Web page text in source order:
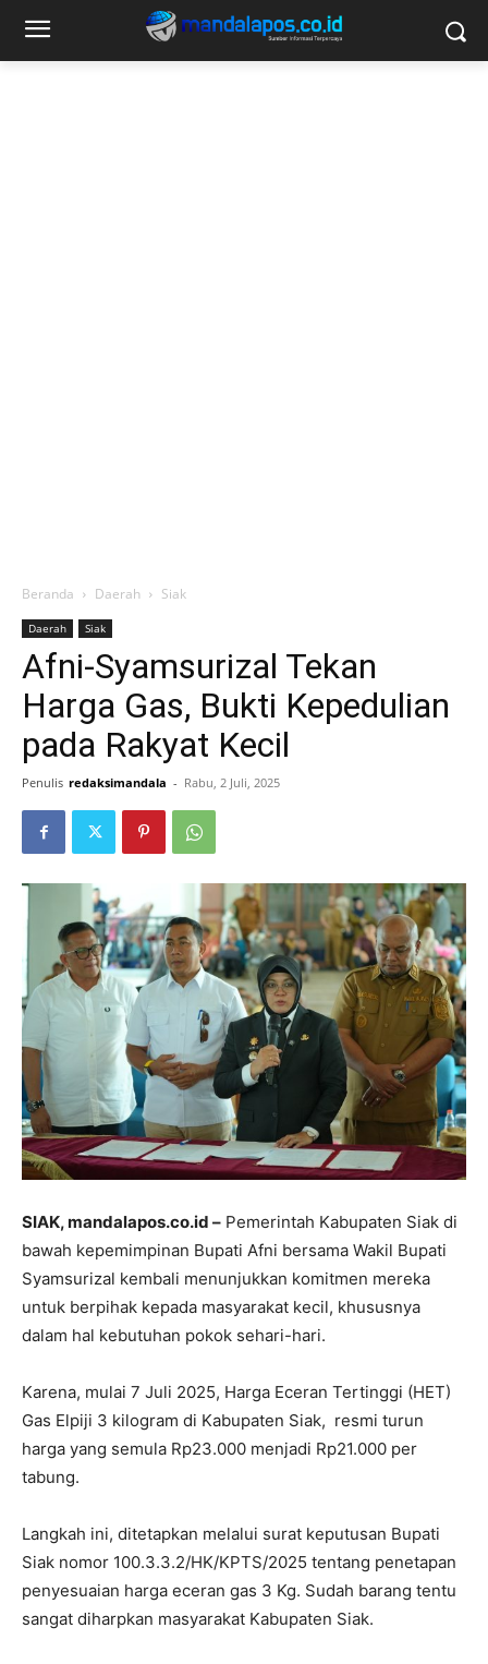
Beranda Daerah Siak
Daerah Siak
Afni-Syamsurizal Tekan
Harga Gas, Bukti Kepedulian
pada Rakyat Kecil
Penulis redaksimandala - Rabu, 2 Juli, 2025
SIAK, mandalapos.co.id – Pemerintah Kabupaten Siak di
bawah kepemimpinan Bupati Afni bersama Wakil Bupati
Syamsurizal kembali menunjukkan komitmen mereka
untuk berpihak kepada masyarakat kecil, khususnya
dalam hal kebutuhan pokok sehari-hari.
Karena, mulai 7 Juli 2025, Harga Eceran Tertinggi (HET)
Gas Elpiji 3 kilogram di Kabupaten Siak, resmi turun
harga yang semula Rp23.000 menjadi Rp21.000 per
tabung.
Langkah ini, ditetapkan melalui surat keputusan Bupati
Siak nomor 100.3.3.2/HK/KPTS/2025 tentang penetapan
penyesuaian harga eceran gas 3 Kg. Sudah barang tentu
sangat diharpkan masyarakat Kabupaten Siak.